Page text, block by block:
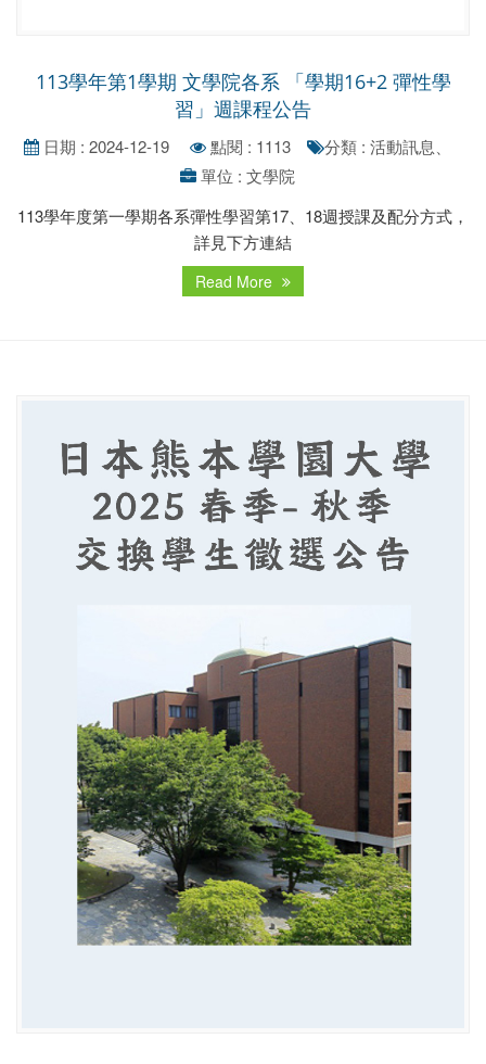
113學年第1學期 文學院各系 「學期16+2 彈性學
習」週課程公告
日期 : 2024-12-19 點閱 : 1113
分類 : 活動訊息、
單位 : 文學院
113學年度第一學期各系彈性學習第17、18週授課及配分方式，
詳見下方連結
Read More